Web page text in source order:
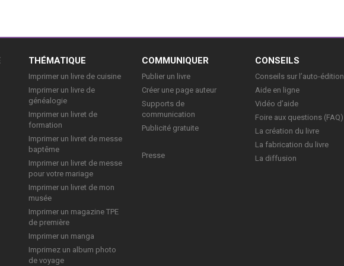
THÉMATIQUE
Imprimer un livre de cuisine
Imprimer un livre de
généalogie
Imprimer un livret de
formation
Imprimer un livret de messe
baptême
Imprimer un livret de messe
pour votre mariage
Imprimer un livret de mon
musée
Imprimer un magazine TPE
de première
Imprimer un manga
Imprimez un album photo
de voyage
COMMUNIQUER
Publier un livre
Créer une page auteur
Supports de
communication
Publicité gratuite
Presse
CONSEILS
Conseils sur l’auto-édition
Aide en ligne
Vidéo d’aide
Foire aux questions (FAQ)
La création du livre
La fabrication du livre
La diffusion